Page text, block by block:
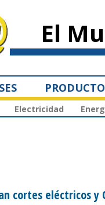
El
Electricidad
cortes eléctricos